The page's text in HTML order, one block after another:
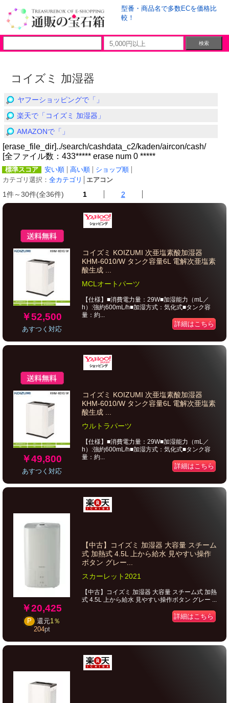
型番・商品名で多数ECを価格比
較！
コイズミ 加湿器
ヤフーショッピングで「」
楽天で「コイズミ 加湿器」
AMAZONで「」
[erase_file_dir]../search/cashdata_c2/kaden/aircon/cash/
[全ファイル数：433***** erase num 0 *****
標準スコア 安い順 高い順
ショップ順
カテゴリ選択： 全カテゴリ エアコン
1件～30件(全36件) 1 2
￥52,500
あすつく対応
コイズミ KOIZUMI 次亜塩素酸加湿器
KHM-6010/W タンク容量6L 電解次亜塩素
酸生成 ...
MCLオートパーツ
【仕様】■消費電力量：29W■加湿能力（mL／
h）:強約600mL/h■加湿方式：気化式■タンク容
量：約...
詳細はこちら
￥49,800
あすつく対応
コイズミ KOIZUMI 次亜塩素酸加湿器
KHM-6010/W タンク容量6L 電解次亜塩素
酸生成 ...
ウルトラパーツ
【仕様】■消費電力量：29W■加湿能力（mL／
h）:強約600mL/h■加湿方式：気化式■タンク容
量：約...
詳細はこちら
￥20,425
P 還元1％
204pt
【中古】コイズミ 加湿器 大容量 スチーム
式 加熱式 4.5L 上から給水 見やすい操作
ボタン グレー...
スカーレット2021
【中古】コイズミ 加湿器 大容量 スチーム式 加熱
式 4.5L 上から給水 見やすい操作ボタン グレー ...
詳細はこちら